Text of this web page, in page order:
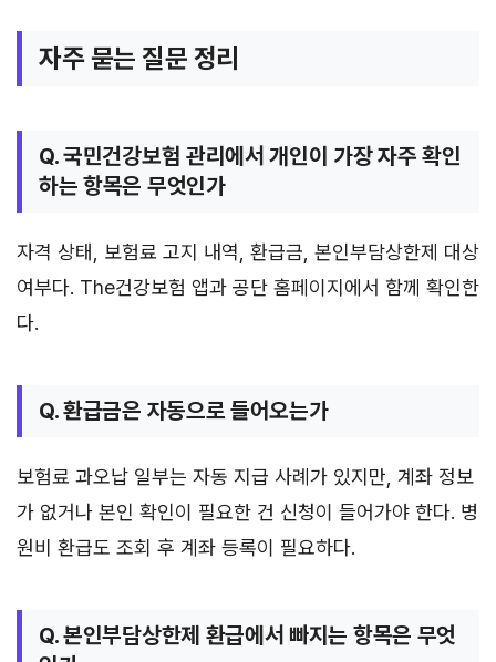
자주 묻는 질문 정리
Q. 국민건강보험 관리에서 개인이 가장 자주 확인
하는 항목은 무엇인가
자격 상태, 보험료 고지 내역, 환급금, 본인부담상한제 대상
여부다. The건강보험 앱과 공단 홈페이지에서 함께 확인한
다.
Q. 환급금은 자동으로 들어오는가
보험료 과오납 일부는 자동 지급 사례가 있지만, 계좌 정보
가 없거나 본인 확인이 필요한 건 신청이 들어가야 한다. 병
원비 환급도 조회 후 계좌 등록이 필요하다.
Q. 본인부담상한제 환급에서 빠지는 항목은 무엇